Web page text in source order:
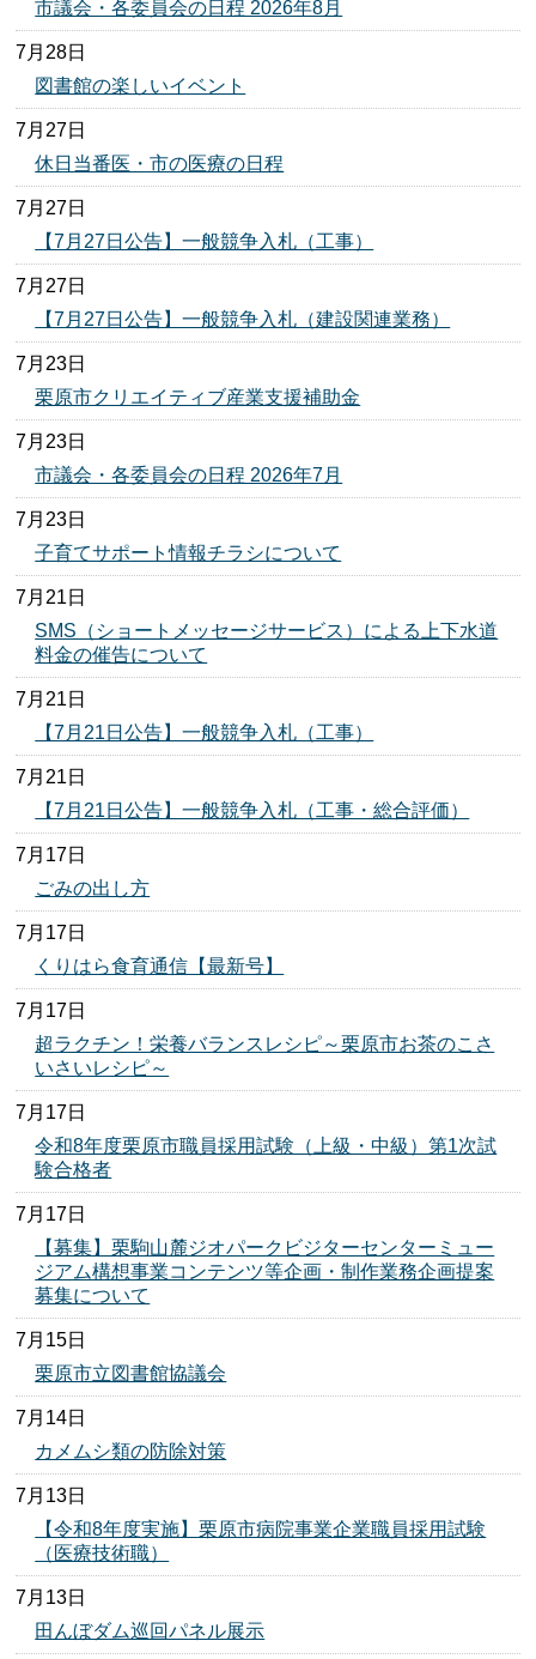
市議会・各委員会の日程 2026年8月
7月28日
図書館の楽しいイベント
7月27日
休日当番医・市の医療の日程
7月27日
【7月27日公告】一般競争入札（工事）
7月27日
【7月27日公告】一般競争入札（建設関連業務）
7月23日
栗原市クリエイティブ産業支援補助金
7月23日
市議会・各委員会の日程 2026年7月
7月23日
子育てサポート情報チラシについて
7月21日
SMS（ショートメッセージサービス）による上下水道
料金の催告について
7月21日
【7月21日公告】一般競争入札（工事）
7月21日
【7月21日公告】一般競争入札（工事・総合評価）
7月17日
ごみの出し方
7月17日
くりはら食育通信【最新号】
7月17日
超ラクチン！栄養バランスレシピ～栗原市お茶のこさ
いさいレシピ～
7月17日
令和8年度栗原市職員採用試験（上級・中級）第1次試
験合格者
7月17日
【募集】栗駒山麓ジオパークビジターセンターミュー
ジアム構想事業コンテンツ等企画・制作業務企画提案
募集について
7月15日
栗原市立図書館協議会
7月14日
カメムシ類の防除対策
7月13日
【令和8年度実施】栗原市病院事業企業職員採用試験
（医療技術職）
7月13日
田んぼダム巡回パネル展示